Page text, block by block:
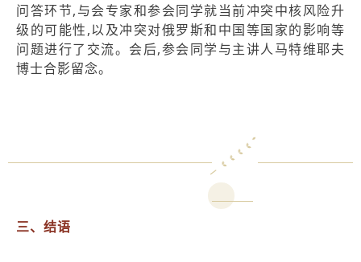
问答环节,与会专家和参会同学就当前冲突中核风险升
级的可能性,以及冲突对俄罗斯和中国等国家的影响等
问题进行了交流。会后,参会同学与主讲人马特维耶夫
博士合影留念。
三、结语